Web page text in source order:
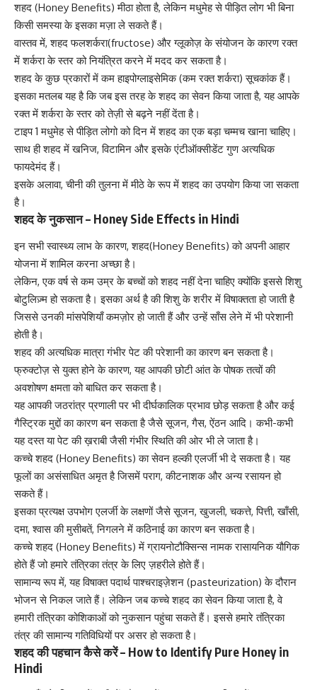
शहद (Honey Benefits) मीठा होता है, लेकिन मधुमेह से पीड़ित लोग भी बिना
किसी समस्या के इसका मज़ा ले सकते हैं।
वास्तव में, शहदफलशर्करा(fructose) और ग्लूकोज़ के संयोजन के कारण रक्त
में शर्करा के स्तर को नियंत्रित करने में मदद कर सकता है।
शहद के कुछ प्रकारों में कम हाइपोग्लाइसेमिक (कम रक्त शर्करा) सूचकांक हैं।
इसका मतलब यह है कि जब इस तरह के शहद का सेवन किया जाता है, यह आपके
रक्त में शर्करा के स्तर को तेज़ी से बढ़ने नहीं देंता है।
टाइप 1मधुमेह से पीड़ितलोगो को दिन में शहद का एक बड़ा चम्मच खाना चाहिए।
साथ ही शहद में खनिज, विटामिन और इसके एंटीऑक्सीडेंट गुण अत्यधिक
फायदेमंद हैं।
इसके अलावा, चीनी की तुलना में मीठे के रूप में शहद का उपयोग किया जा सकता
है।
शहद के नुकसान – Honey Side Effects in Hindi
इन सभी स्वास्थ्य लाभ के कारण, शहद(Honey Benefits) को अपनी आहार
योजना में शामिल करना अच्छा है।
लेकिन, एक वर्ष से कम उम्र के बच्चों को शहद नहीं देना चाहिए क्योंकि इससे शिशु
बोटुलिज़्म हो सकता है। इसका अर्थ है की शिशु के शरीर में विषाक्तता हो जाती है
जिससे उनकी मांसपेशियाँ कमज़ोर हो जाती हैं और उन्हें साँस लेने में भी परेशानी
होती है।
शहद की अत्यधिक मात्रा गंभीर पेट की परेशानी का कारण बन सकता है।
फ्रुक्टोज़से युक्त होने के कारण, यह आपकी छोटी आंत के पोषक तत्वों की
अवशोषण क्षमता को बाधित कर सकता है।
यह आपकी जठरांत्र प्रणाली पर भी दीर्घकालिक प्रभाव छोड़ सकता है और कई
गैस्ट्रिक मुद्दों का कारण बन सकता है जैसे सूजन, गैस, ऐंठन आदि। कभी-कभी
यहदस्त या पेट की ख़राबीजैसी गंभीर स्थिति की ओर भी ले जाता है।
कच्चे शहद (Honey Benefits) का सेवन हल्की एलर्जी भी दे सकता है। यह
फूलों का असंसाधित अमृत है जिसमें पराग, कीटनाशक और अन्य रसायन हो
सकते हैं।
इसका प्रत्यक्ष उपभोग एलर्जी के लक्षणों जैसे सूजन, खुजली, चकत्ते, पित्ती, खाँसी,
दमा, श्वास की मुसीबतें, निगलने में कठिनाई का कारण बन सकता है।
कच्चे शहद (Honey Benefits) में ग्रायनोटौक्सिन्स नामक रासायनिक यौगिक
होते हैं जो हमारे तंत्रिका तंत्र के लिए ज़हरीले होते हैं।
सामान्य रूप में, यह विषाक्त पदार्थपाश्चराइज़ेशन (pasteurization) के दौरान
भोजन से निकल जाते हैं। लेकिन जब कच्चे शहद का सेवन किया जाता है, वे
हमारी तंत्रिका कोशिकाओं को नुकसान पहुंचा सकते हैं। इससे हमारे तंत्रिका
तंत्र की सामान्य गतिविधियों पर असर हो सकता है।
शहद की पहचान कैसे करें – How to Identify Pure Honey in
Hindi